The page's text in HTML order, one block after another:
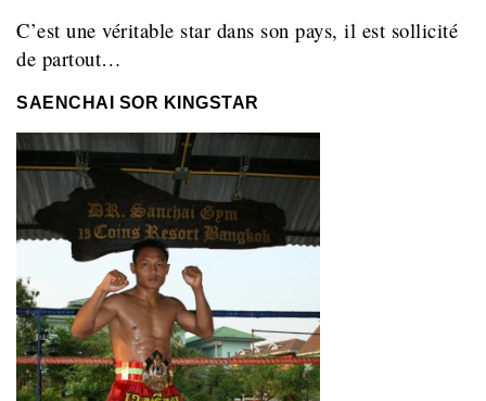
C’est une véritable star dans son pays, il est sollicité
de partout…
SAENCHAI SOR KINGSTAR